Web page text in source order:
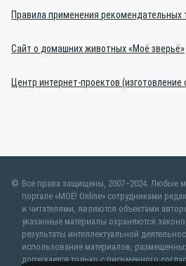
Правила применения рекомендательных
Сайт о домашних животных «Моё зверьё»
Центр интернет-проектов (изготовление
Все права защищены, 2007–2024. Любые
портале «МОЁ! Online» сотрудниками
и читателями, являются объектами
указанные материалы охраняются
результаты интеллектуальной
использование материалов,
допускается только с письменного